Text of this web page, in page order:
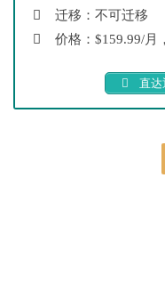
迁移：不可迁移
价格：$159.99/月
直达